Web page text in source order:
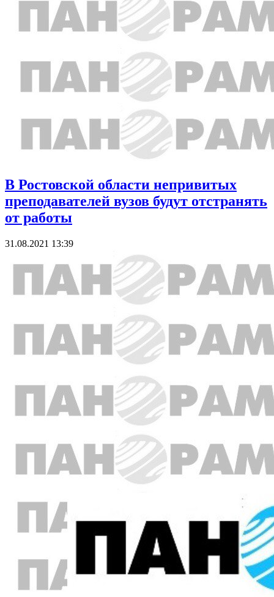
В Ростовской области непривитых
преподавателей вузов будут отстранять
от работы
31.08.2021 13:39